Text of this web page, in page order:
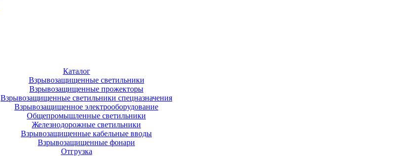
Каталог
Взрывозащищенные светильники
Взрывозащищенные прожекторы
Взрывозащищенные светильники спецназначения
Взрывозащищенное электрооборудование
Общепромышленные светильники
Железнодорожные светильники
Взрывозащищенные кабельные вводы
Взрывозащищенные фонари
Отгрузка